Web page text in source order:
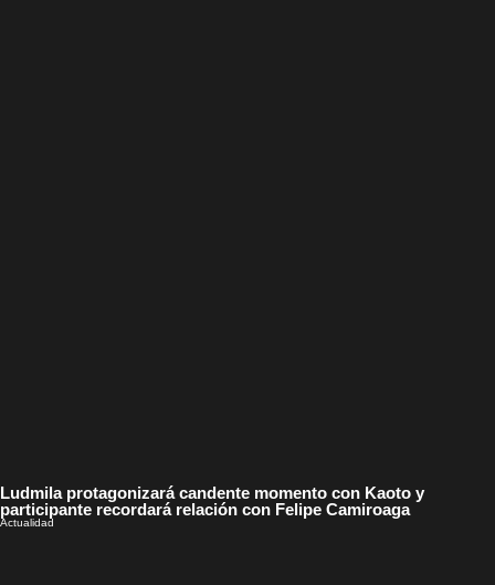
Ludmila protagonizará candente momento con Kaoto y
participante recordará relación con Felipe Camiroaga
Actualidad